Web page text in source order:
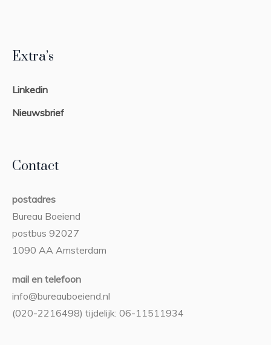
Extra’s
Linkedin
Nieuwsbrief
Contact
postadres
Bureau Boeiend
postbus 92027
1090 AA Amsterdam
mail en telefoon
info@bureauboeiend.nl
(020-2216498) tijdelijk: 06-11511934